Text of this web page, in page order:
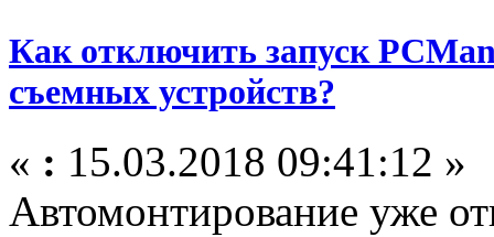
Как отключить запуск
съемных устройств?
« : 15.03.2018 09:41:12 »
Автомонтирование уже